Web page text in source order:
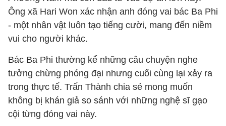
Ông xã Hari Won xác nhận anh đóng vai bác Ba Phi
- một nhân vật luôn tạo tiếng cười, mang đến niềm
vui cho người khác.
Bác Ba Phi thường kể những câu chuyện nghe
tưởng chừng phóng đại nhưng cuối cùng lại xảy ra
trong thực tế. Trấn Thành chia sẻ mong muốn
không bị khán giả so sánh với những nghệ sĩ gạo
cội từng đóng vai này.